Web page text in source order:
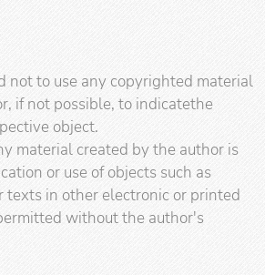
not to use any copyrighted material
if not possible, to indicatethe
object.
material created by the author is
or use of objects such as
texts in other electronic or printed
without the author's